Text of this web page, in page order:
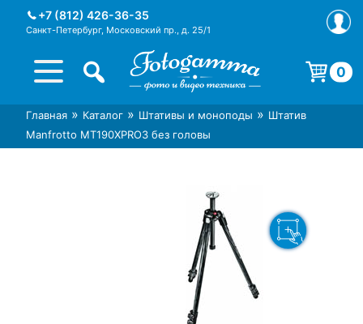
+7 (812) 426-36-35
Санкт-Петербург, Московский пр., д. 25/1
Интернет-магазин фототехники
Foto-Gamma в СПб
Магазин фотоаксессуаров foto-
gamma.ru
0
Корзина пуста.
Главная » Каталог » Штативы и моноподы » Штатив
Manfrotto MT190XPRO3 без головы